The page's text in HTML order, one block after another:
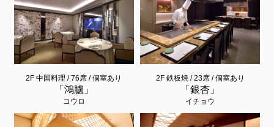
2F 中国料理 / 76席 / 個室あり
「鴻臚」
コウロ
2F 鉄板焼 / 23席 / 個室あり
「銀杏」
イチョウ